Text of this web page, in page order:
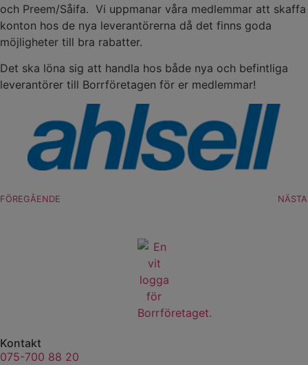
och Preem/Såifa. Vi uppmanar våra medlemmar att skaffa
konton hos de nya leverantörerna då det finns goda
möjligheter till bra rabatter.
Det ska löna sig att handla hos både nya och befintliga
leverantörer till Borrföretagen för er medlemmar!
FÖREGÅENDE NÄSTA
Kontakt
075-700 88 20